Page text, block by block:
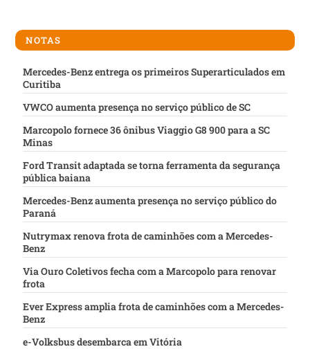
NOTAS
Mercedes-Benz entrega os primeiros Superarticulados em
Curitiba
VWCO aumenta presença no serviço público de SC
Marcopolo fornece 36 ônibus Viaggio G8 900 para a SC
Minas
Ford Transit adaptada se torna ferramenta da segurança
pública baiana
Mercedes-Benz aumenta presença no serviço público do
Paraná
Nutrymax renova frota de caminhões com a Mercedes-
Benz
Via Ouro Coletivos fecha com a Marcopolo para renovar
frota
Ever Express amplia frota de caminhões com a Mercedes-
Benz
e-Volksbus desembarca em Vitória